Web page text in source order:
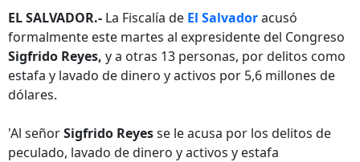
EL SALVADOR.- La Fiscalía de El Salvadoracusó
formalmente este martes al expresidente del Congreso
Sigfrido Reyes, y a otras 13 personas, por delitos como
estafa y lavado de dinero y activos por 5,6 millones de
dólares.
'Al señorSigfrido Reyesse le acusa por los delitos de
peculado, lavado de dinero y activos y estafa